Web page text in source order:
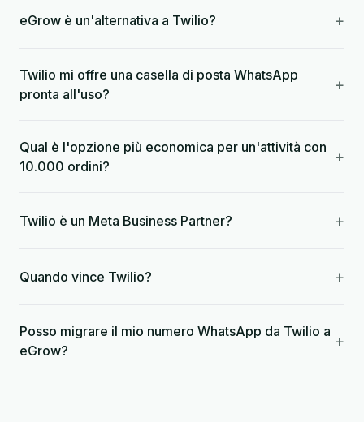
eGrow è un'alternativa a Twilio? +
Twilio mi offre una casella di posta WhatsApp
pronta all'uso?
+
Qual è l'opzione più economica per un'attività con
10.000 ordini?
+
Twilio è un Meta Business Partner? +
Quando vince Twilio? +
Posso migrare il mio numero WhatsApp da Twilio a
eGrow?
+